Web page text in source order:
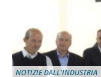
NOTIZIE DALL'INDUSTRIA